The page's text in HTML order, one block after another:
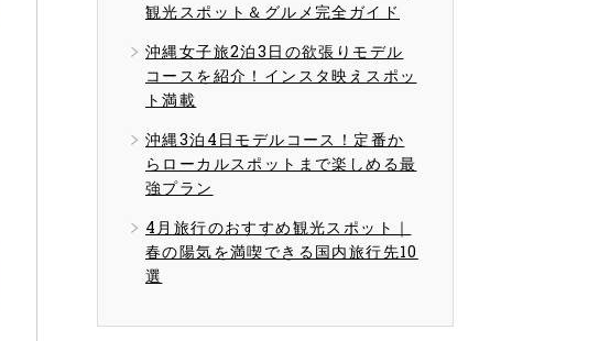
観光スポット＆グルメ完全ガイド
沖縄女子旅2泊3日の欲張りモデル
コースを紹介！インスタ映えスポッ
ト満載
沖縄3泊4日モデルコース！定番か
らローカルスポットまで楽しめる最
強プラン
4月旅行のおすすめ観光スポット｜
春の陽気を満喫できる国内旅行先10
選